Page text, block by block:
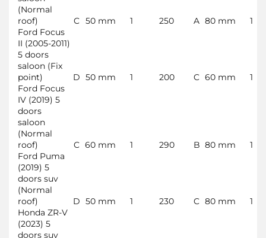
(Normal
roof)
C 50 mm 1 250 A 80 mm
1
Ford Focus
II (2005-2011)
5 doors
saloon (Fix
point)
D 50 mm 1 200 C 60 mm
1
Ford Focus
IV (2019) 5
doors
saloon
(Normal
roof)
C 60 mm 1 290 B 80 mm
1
Ford Puma
(2019) 5
doors suv
(Normal
roof)
D 50 mm 1 230 C 80 mm
1
Honda ZR-V
(2023) 5
doors suv